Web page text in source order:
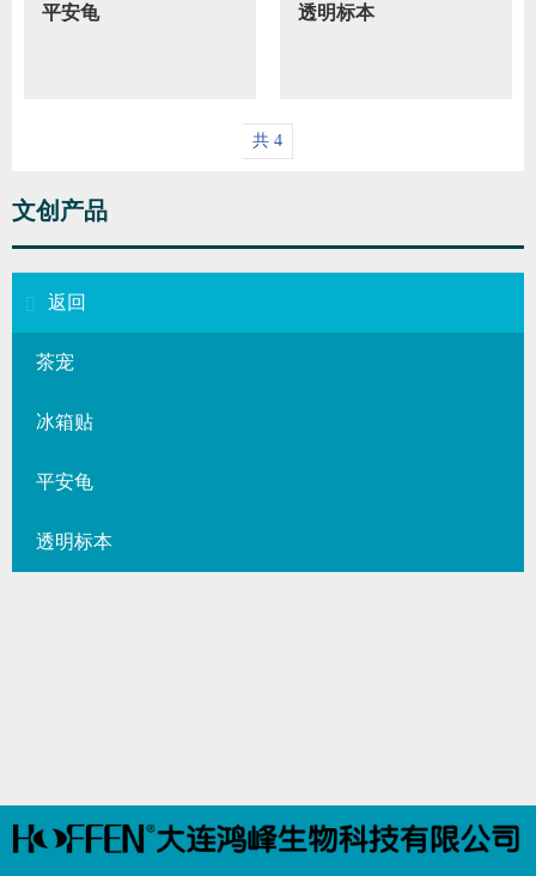
平安龟 透明标本
共 4
文创产品
返回
茶宠
冰箱贴
平安龟
透明标本